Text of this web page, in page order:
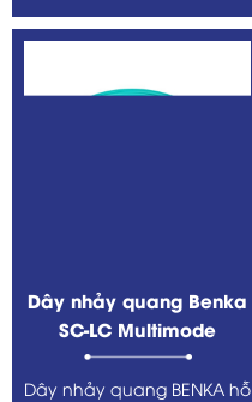
Dây nhảy quang Benka
SC-LC Multimode
Dây nhảy quang BENKA hỗ